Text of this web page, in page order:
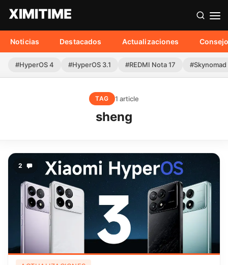
Noticias Destacados Actualizaciones
#HyperOS 4 #HyperOS 3.1 #REDMI Nota 17 #Skynomad
TAG 1 article
sheng
2